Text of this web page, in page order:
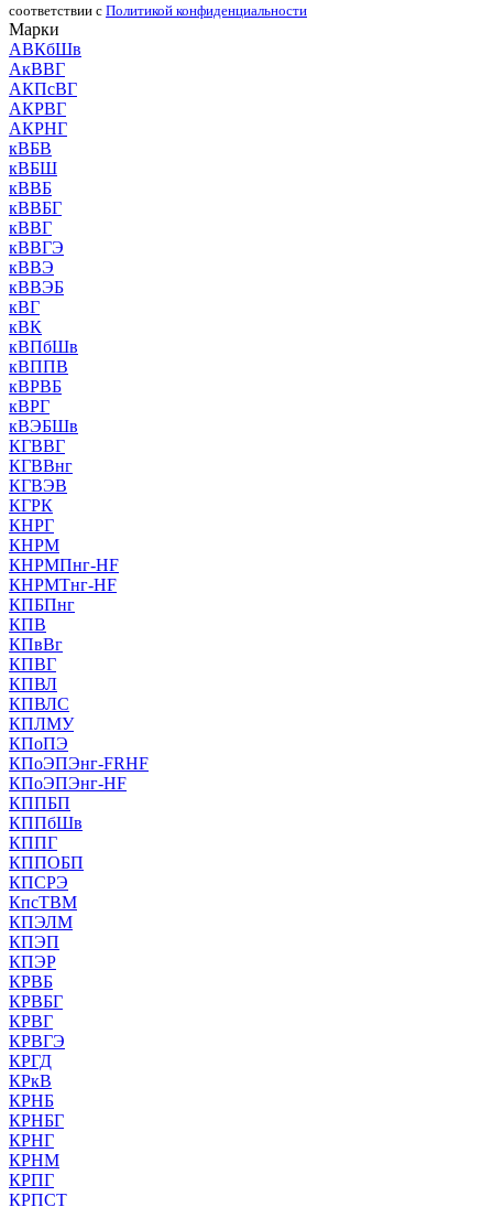
соответствии с Политикой конфиденциальности
Марки
АВКбШв
АкВВГ
АКПсВГ
АКРВГ
АКРНГ
кВБВ
кВБШ
кВВБ
кВВБГ
кВВГ
кВВГЭ
кВВЭ
кВВЭБ
кВГ
кВК
кВПбШв
кВППВ
кВРВБ
кВРГ
кВЭБШв
КГВВГ
КГВВнг
КГВЭВ
КГРК
КНРГ
КНРМ
КНРМПнг-HF
КНРМТнг-HF
КПБПнг
КПВ
КПвВг
КПВГ
КПВЛ
КПВЛС
КПЛМУ
КПоПЭ
КПоЭПЭнг-FRHF
КПоЭПЭнг-HF
КППБП
КППбШв
КППГ
КППОБП
КПСРЭ
КпсТВМ
КПЭЛМ
КПЭП
КПЭР
КРВБ
КРВБГ
КРВГ
КРВГЭ
КРГД
КРкВ
КРНБ
КРНБГ
КРНГ
КРНМ
КРПГ
КРПСТ